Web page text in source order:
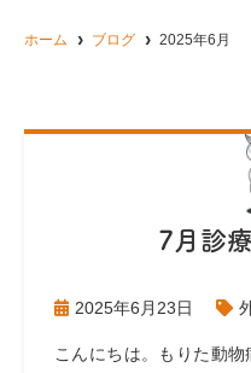
ホーム ブログ 2025年6月
7月診
2025年6月23日
こんにちは。もりた動